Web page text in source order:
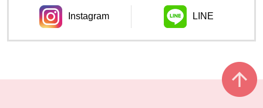
Instagram
別のウィンドウで開きます。
LINE